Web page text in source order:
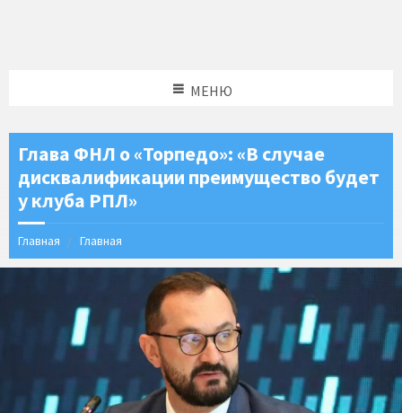
МЕНЮ
Глава ФНЛ о «Торпедо»: «В случае
дисквалификации преимущество будет
у клуба РПЛ»
Главная Главная